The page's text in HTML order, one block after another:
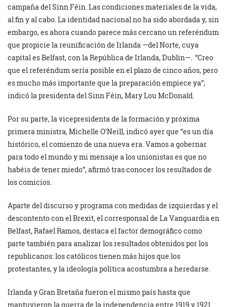
campaña del Sinn Féin. Las condiciones materiales de la vida,
al fin y al cabo. La identidad nacional no ha sido abordada y, sin
embargo, es ahora cuando parece más cercano un referéndum
que propicie la reunificación de Irlanda —del Norte, cuya
capital es Belfast, con la República de Irlanda, Dublin—. “Creo
que el referéndum sería posible en el plazo de cinco años, pero
es mucho más importante que la preparación empiece ya”,
indicó la presidenta del Sinn Féin, Mary Lou McDonald.
Por su parte, la vicepresidenta de la formación y próxima
primera ministra, Michelle O’Neill, indicó ayer que “es un día
histórico, el comienzo de una nueva era. Vamos a gobernar
para todo el mundo y mi mensaje a los unionistas es que no
habéis de tener miedo”, afirmó tras conocer los resultados de
los comicios.
Aparte del discurso y programa con medidas de izquierdas y el
descontento con el Brexit, el corresponsal de La Vanguardia en
Belfast, Rafael Ramos, destaca el factor demográfico como
parte también para analizar los resultados obtenidos por los
republicanos: los católicos tienen más hijos que los
protestantes, y la ideología política acostumbra a heredarse.
Irlanda y Gran Bretaña fueron el mismo país hasta que
mantuvieron la guerra de la independencia entre 1919 y 1921.